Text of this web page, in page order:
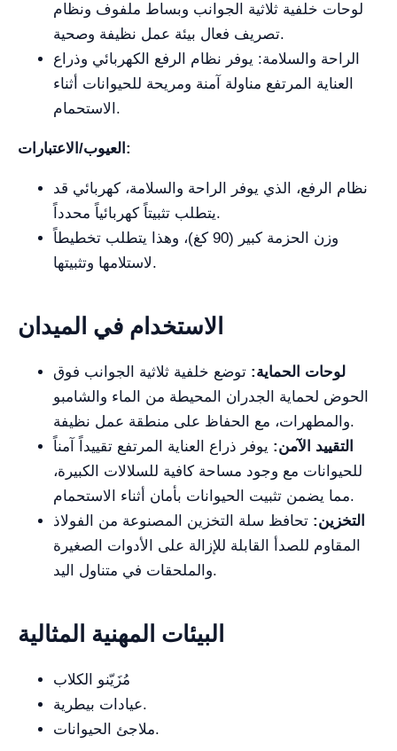
لوحات خلفية ثلاثية الجوانب وبساط ملفوف ونظام
تصريف فعال بيئة عمل نظيفة وصحية.
الراحة والسلامة: يوفر نظام الرفع الكهربائي وذراع
العناية المرتفع مناولة آمنة ومريحة للحيوانات أثناء
الاستحمام.
العيوب/الاعتبارات:
نظام الرفع، الذي يوفر الراحة والسلامة، كهربائي قد
يتطلب تثبيتاً كهربائياً محدداً.
وزن الحزمة كبير (90 كغ)، وهذا يتطلب تخطيطاً
لاستلامها وتثبيتها.
الاستخدام في الميدان
لوحات الحماية: توضع خلفية ثلاثية الجوانب فوق
الحوض لحماية الجدران المحيطة من الماء والشامبو
والمطهرات، مع الحفاظ على منطقة عمل نظيفة.
التقييد الآمن: يوفر ذراع العناية المرتفع تقييداً آمناً
للحيوانات مع وجود مساحة كافية للسلالات الكبيرة،
مما يضمن تثبيت الحيوانات بأمان أثناء الاستحمام.
التخزين: تحافظ سلة التخزين المصنوعة من الفولاذ
المقاوم للصدأ القابلة للإزالة على الأدوات الصغيرة
والملحقات في متناول اليد.
البيئات المهنية المثالية
مُزَيّنو الكلاب
عيادات بيطرية.
ملاجئ الحيوانات.